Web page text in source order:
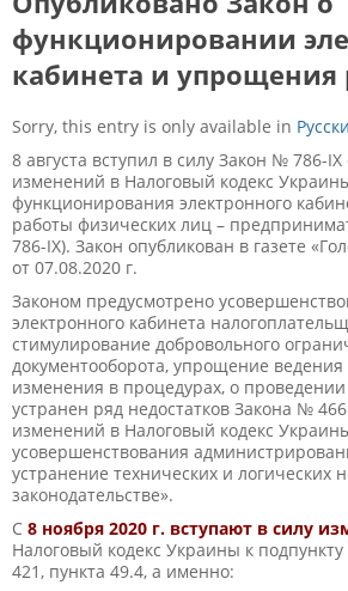
функционировании
кабинета и
Sorry, this entry is only available in
8 августа вступил в силу Закон № 786-
изменений в Налоговый кодекс
функционирования электронного
работы физических лиц –
786-ІХ). Закон опубликован в газете
от 07.08.2020 г.
Законом предусмотрено
электронного кабинета
стимулирование добровольного
документооборота, упрощение
изменения в процедурах, о
устранен ряд недостатков Закона №
изменений в Налоговый кодекс
усовершенствования
устранение технических и логических
законодательстве».
С 8 ноября 2020 г. вступают в силу
Налоговый кодекс Украины к подпункту
421 , пункта 49.4, а именно: